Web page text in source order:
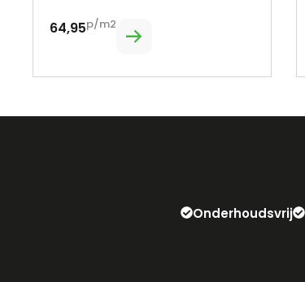
64,95p/m2
Onderhoudsvrij